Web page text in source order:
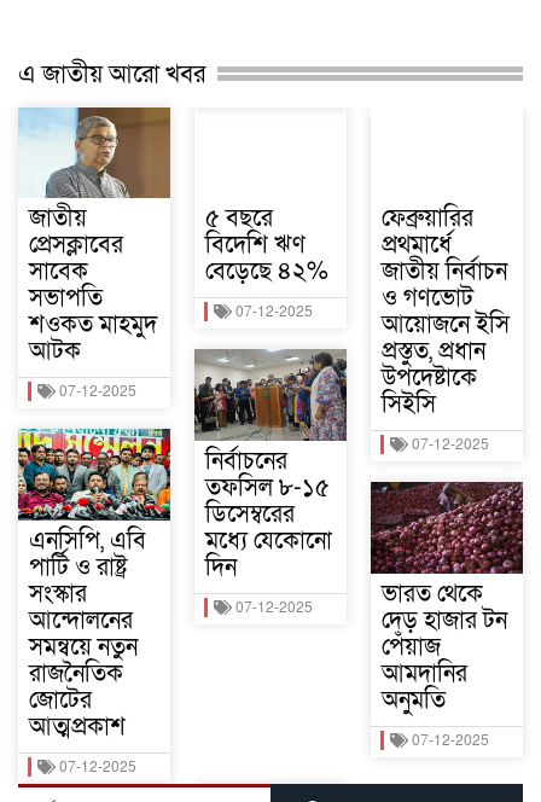
এ জাতীয় আরো খবর
জাতীয়
প্রেসক্লাবের
সাবেক
সভাপতি
শওকত মাহমুদ
আটক
07-12-2025
এনসিপি, এবি
পার্টি ও রাষ্ট্র
সংস্কার
আন্দোলনের
সমন্বয়ে নতুন
রাজনৈতিক
জোটের
আত্মপ্রকাশ
07-12-2025
৫ বছরে
বিদেশি ঋণ
বেড়েছে ৪২%
07-12-2025
নির্বাচনের
তফসিল ৮-১৫
ডিসেম্বরের
মধ্যে যেকোনো
দিন
07-12-2025
ফেব্রুয়ারির
প্রথমার্ধে
জাতীয় নির্বাচন
ও গণভোট
আয়োজনে ইসি
প্রস্তুত, প্রধান
উপদেষ্টাকে
সিইসি
07-12-2025
ভারত থেকে
দেড় হাজার টন
পেঁয়াজ
আমদানির
অনুমতি
07-12-2025